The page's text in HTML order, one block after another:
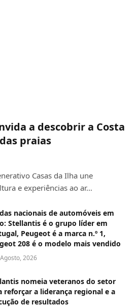
a descobrir a Costa
praias
Casas da Ilha une
e experiências ao ar…
nacionais de automóveis em
Stellantis é o grupo líder em
Peugeot é a marca n.º 1,
208 é o modelo mais vendido
2026
nomeia veteranos do setor
reforçar a liderança regional e a
de resultados